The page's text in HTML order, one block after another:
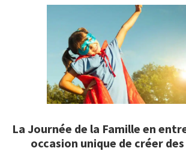
La Journée de la Famille en
occasion unique de créer